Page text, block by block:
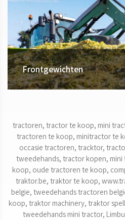
Frontgewichten
tractoren, tractor te koop, mini
tractoren te koop, minitractor te
occasie tractoren, tracktor,
tweedehands, tractor kopen,
koop, oude tractoren te koop,
traktor.be, traktor te koop,
belgie, tweedehands tractoren
koop, traktor machinery, traktor
tweedehands mini tractor,